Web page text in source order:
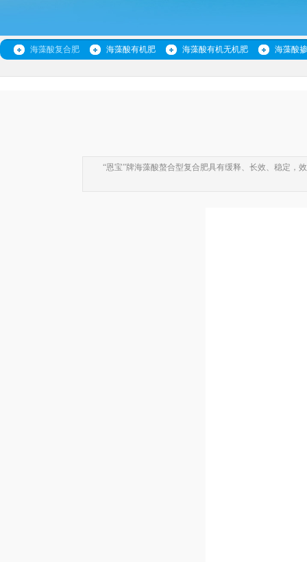
海藻酸复合肥 海藻酸有机肥 海藻酸有机无机肥 海藻酸
“恩宝”牌海藻酸螯合型复合肥具有缓释、长效、稳定，